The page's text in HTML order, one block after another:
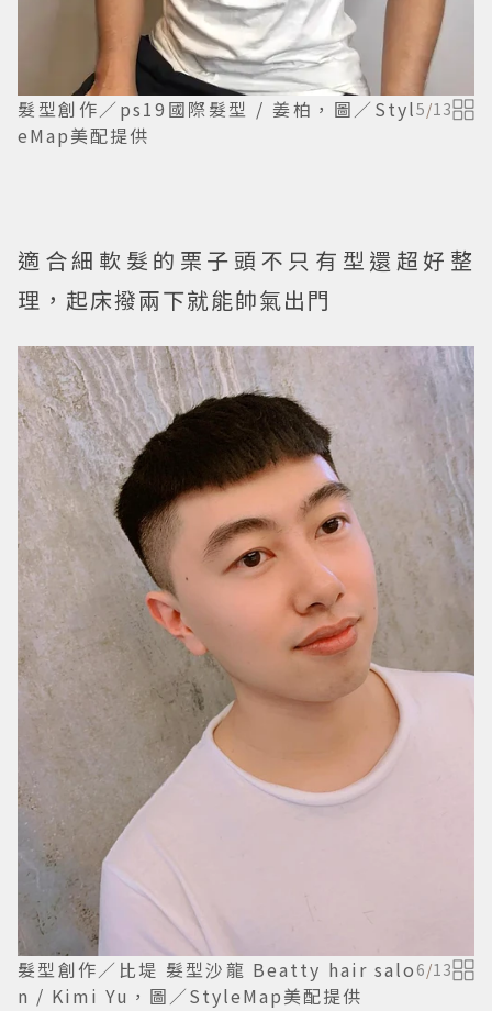
髮型創作／ps19國際髮型 / 姜柏，圖／Styl
eMap美配提供
5/13
適合細軟髮的栗子頭不只有型還超好整
理，起床撥兩下就能帥氣出門
髮型創作／比堤 髮型沙龍 Beatty hair salo
n / Kimi Yu，圖／StyleMap美配提供
6/13